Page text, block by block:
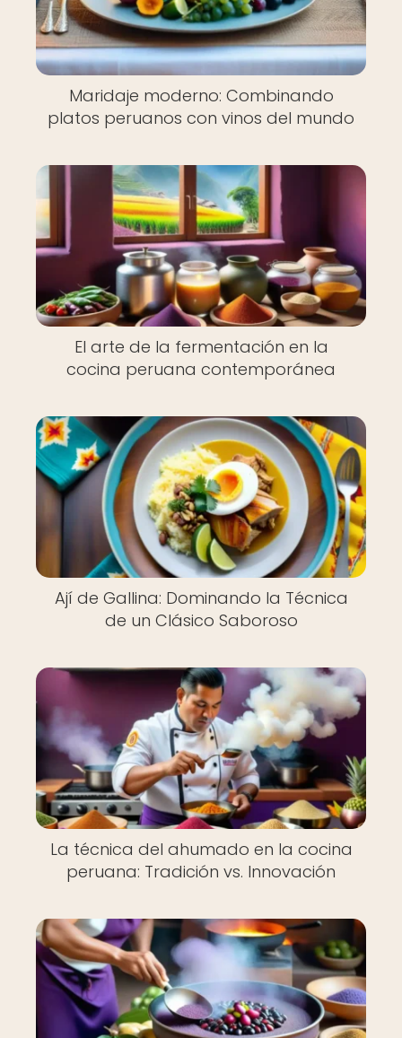
Maridaje moderno: Combinando
platos peruanos con vinos del mundo
El arte de la fermentación en la
cocina peruana contemporánea
Ají de Gallina: Dominando la Técnica
de un Clásico Saboroso
La técnica del ahumado en la cocina
peruana: Tradición vs. Innovación